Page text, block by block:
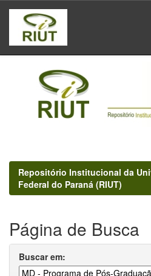
Skip
navigation
Repositório Institucional da
Federal do Paraná (RIUT)
Página de Busca
Buscar em: